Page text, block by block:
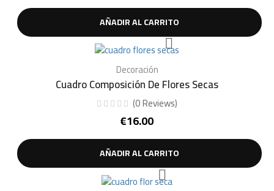
AÑADIR AL CARRITO
Decoración
Cuadro Composición De Flores Secas
(0Reviews)
€16.00
AÑADIR AL CARRITO